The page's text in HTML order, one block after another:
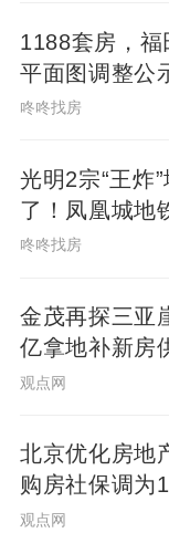
起持续下跌
较高峰期近
交易活跃度
让金未进入
生短板、推
新兴产业发
约。此外，
性，房地产对
市经济的影
中。”李宇嘉
1188套房，福
平面图调整公
咚咚找房
光明2宗“王炸
了！凤凰城地
业环绕
咚咚找房
金茂再探三亚
亿拿地补新房
观点网
北京优化房地
购房社保调为
可贷340万元
观点网